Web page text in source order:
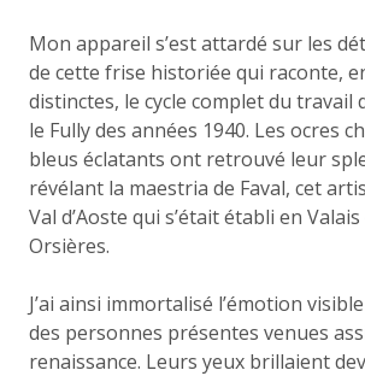
Mon appareil s’est attardé sur les
de cette frise historiée qui raconte,
distinctes, le cycle complet du travail
le Fully des années 1940. Les ocres
bleus éclatants ont retrouvé leur
révélant la maestria de Faval, cet
Val d’Aoste qui s’était établi en
Orsières.
J’ai ainsi immortalisé l’émotion
des personnes présentes venues
renaissance. Leurs yeux brillaient